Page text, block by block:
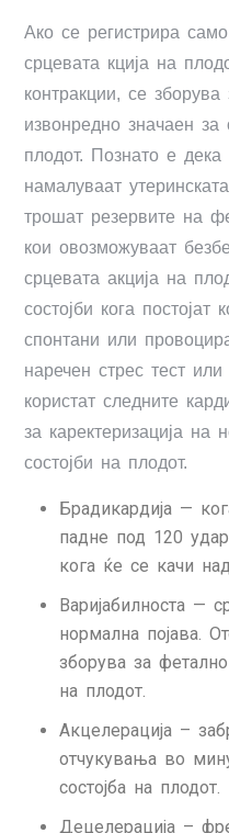
Ако се регистрира
срцевата кција на
контракции, се зборува
извонредно значаен за
плодот. Познато е дека
намалуваат
трошат резервите на
кои овозможуваат
срцевата акција на
состојби кога
спонтани или
наречен стрес тест или
користат следните
за каректеризација
состојби на плодот.
Брадикардија —
падне под 120
кога ќе се качи
Варијабилноста —
нормална појава.
зборува за
на плодот.
Акцелерација –
отчукувања во
состојба на плодот.
Децелерација –